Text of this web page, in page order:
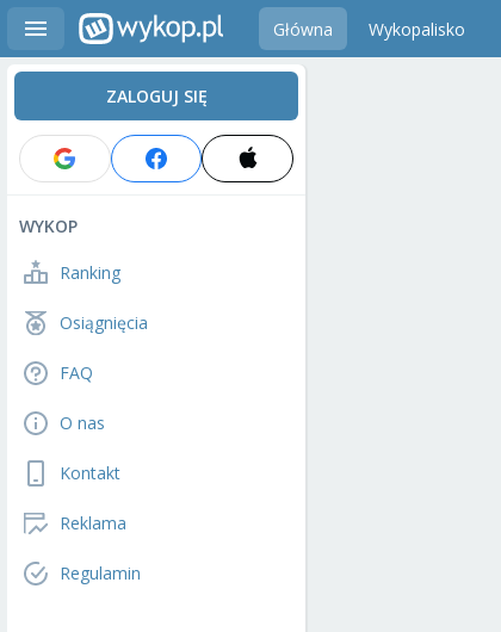
Główna Wykopalisko
ZALOGUJ SIĘ
WYKOP
Ranking
Osiągnięcia
FAQ
O nas
Kontakt
Reklama
Regulamin